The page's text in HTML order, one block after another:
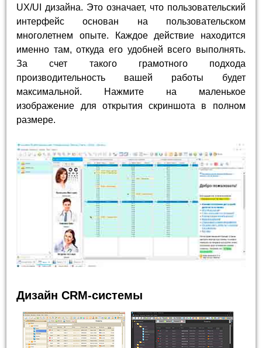
UX/UI дизайна. Это означает, что пользовательский
интерфейс основан на пользовательском
многолетнем опыте. Каждое действие находится
именно там, откуда его удобней всего выполнять.
За счет такого грамотного подхода
производительность вашей работы будет
максимальной. Нажмите на маленькое
изображение для открытия скриншота в полном
размере.
Дизайн CRM-системы